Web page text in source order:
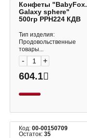
Конфеты "BabyFox.
Galaxy sphere"
500гр РРН224 КДВ
Тип изделия:
Продовольственные
товары...
- +
604.1
Код: 00-00150709
Остаток: 35